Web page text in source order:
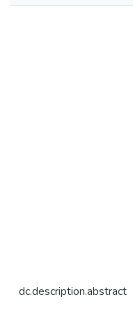
dc.description.abstract